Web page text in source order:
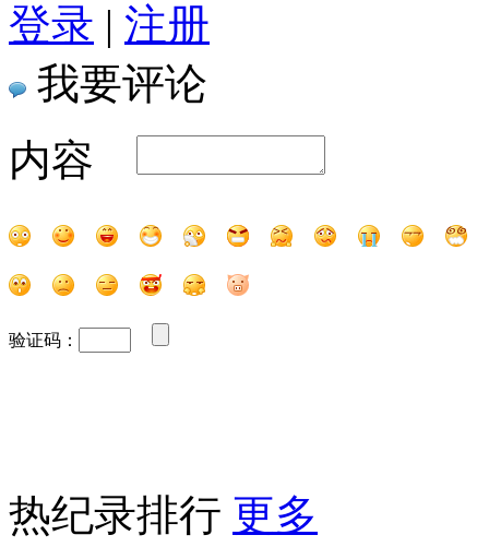
登录 | 注册
我要评论
内容
验证码：
热纪录排行 更多